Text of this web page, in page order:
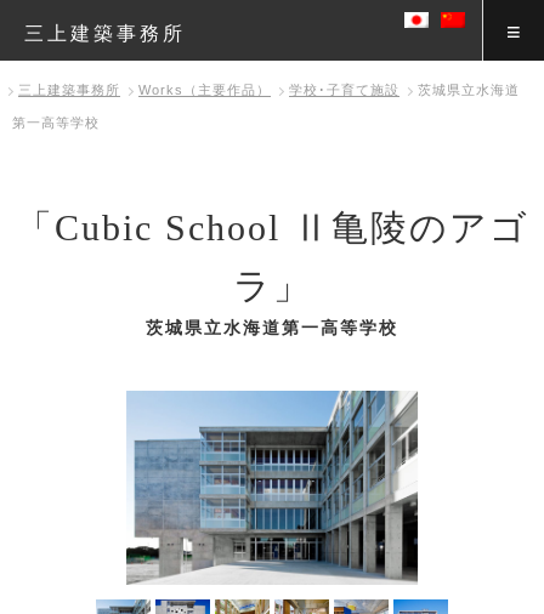
三上建築事務所
三上建築事務所 Works（主要作品） 学校･子育て施設 茨城県立水海道
第一高等学校
「Cubic School Ⅱ亀陵のアゴ
ラ」
茨城県立水海道第一高等学校